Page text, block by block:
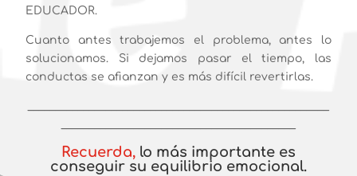
EDUCADOR.
Cuanto antes trabajemos el problema, antes lo
solucionamos. Si dejamos pasar el tiempo, las
conductas se afianzan y es más difícil revertirlas.
Recuerda, lo más importante es
conseguir su equilibrio emocional.